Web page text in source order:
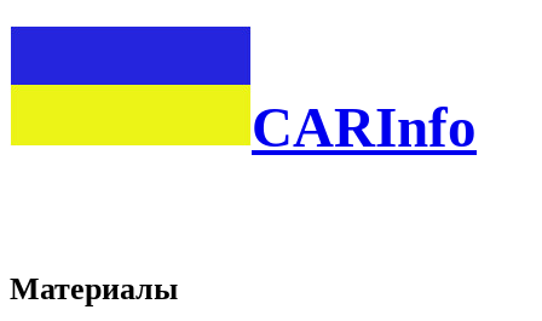
CARInfo
Материалы